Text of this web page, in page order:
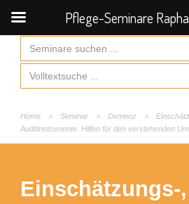
Search
for:
Search
for:
Home > Seminar > Demenz >
Auditinstrumente. Hilfen für den verstehenden
Einschätzungs-,
Pflege-Seminare